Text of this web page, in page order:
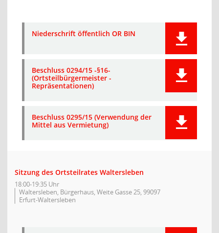
Niederschrift öffentlich OR BIN
Beschluss 0294/15 -§16-
(Ortsteilbürgermeister -
Repräsentationen)
Beschluss 0295/15 (Verwendung der
Mittel aus Vermietung)
Sitzung des Ortsteilrates Waltersleben
18:00-19:35 Uhr
Waltersleben, Bürgerhaus, Weite Gasse 25, 99097
Erfurt-Waltersleben